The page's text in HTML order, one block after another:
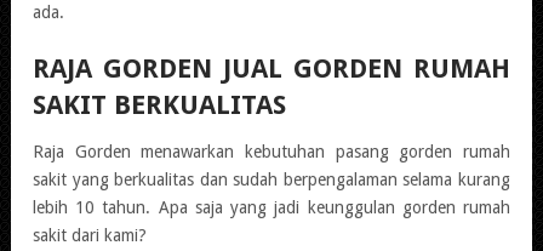
ada.
RAJA GORDEN JUAL GORDEN RUMAH
SAKIT BERKUALITAS
Raja Gorden menawarkan kebutuhan pasang gorden rumah
sakit yang berkualitas dan sudah berpengalaman selama kurang
lebih 10 tahun. Apa saja yang jadi keunggulan gorden rumah
sakit dari kami?